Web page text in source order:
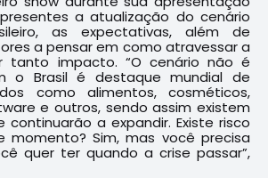
a atualização do cenário
as expectativas, além de
a pensar em como atravessar a
tanto impacto. “O cenário não é
o Brasil é destaque mundial de
como alimentos, cosméticos,
e outros, sendo assim existem
continuarão a expandir. Existe risco
momento? Sim, mas você precisa
quer ter quando a crise passar”,